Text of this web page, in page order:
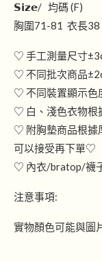
𝗦𝗶𝘇𝗲/ 均碼 (F)
胸圍71-81 衣長38
♡ 手工測量尺寸
♡ 不同批次商品
♡ 不同裝置顯示色
♡ 白、淺色衣物根
♡ 附胸墊商品根據
可以接受再下單♡
♡ 內衣/bratop/襪
注意事項:
實物顏色可能與圖